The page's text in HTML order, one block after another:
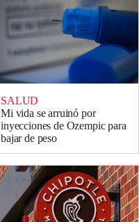
SALUD
Mi vida se arruinó por
inyecciones de Ozempic para
bajar de peso